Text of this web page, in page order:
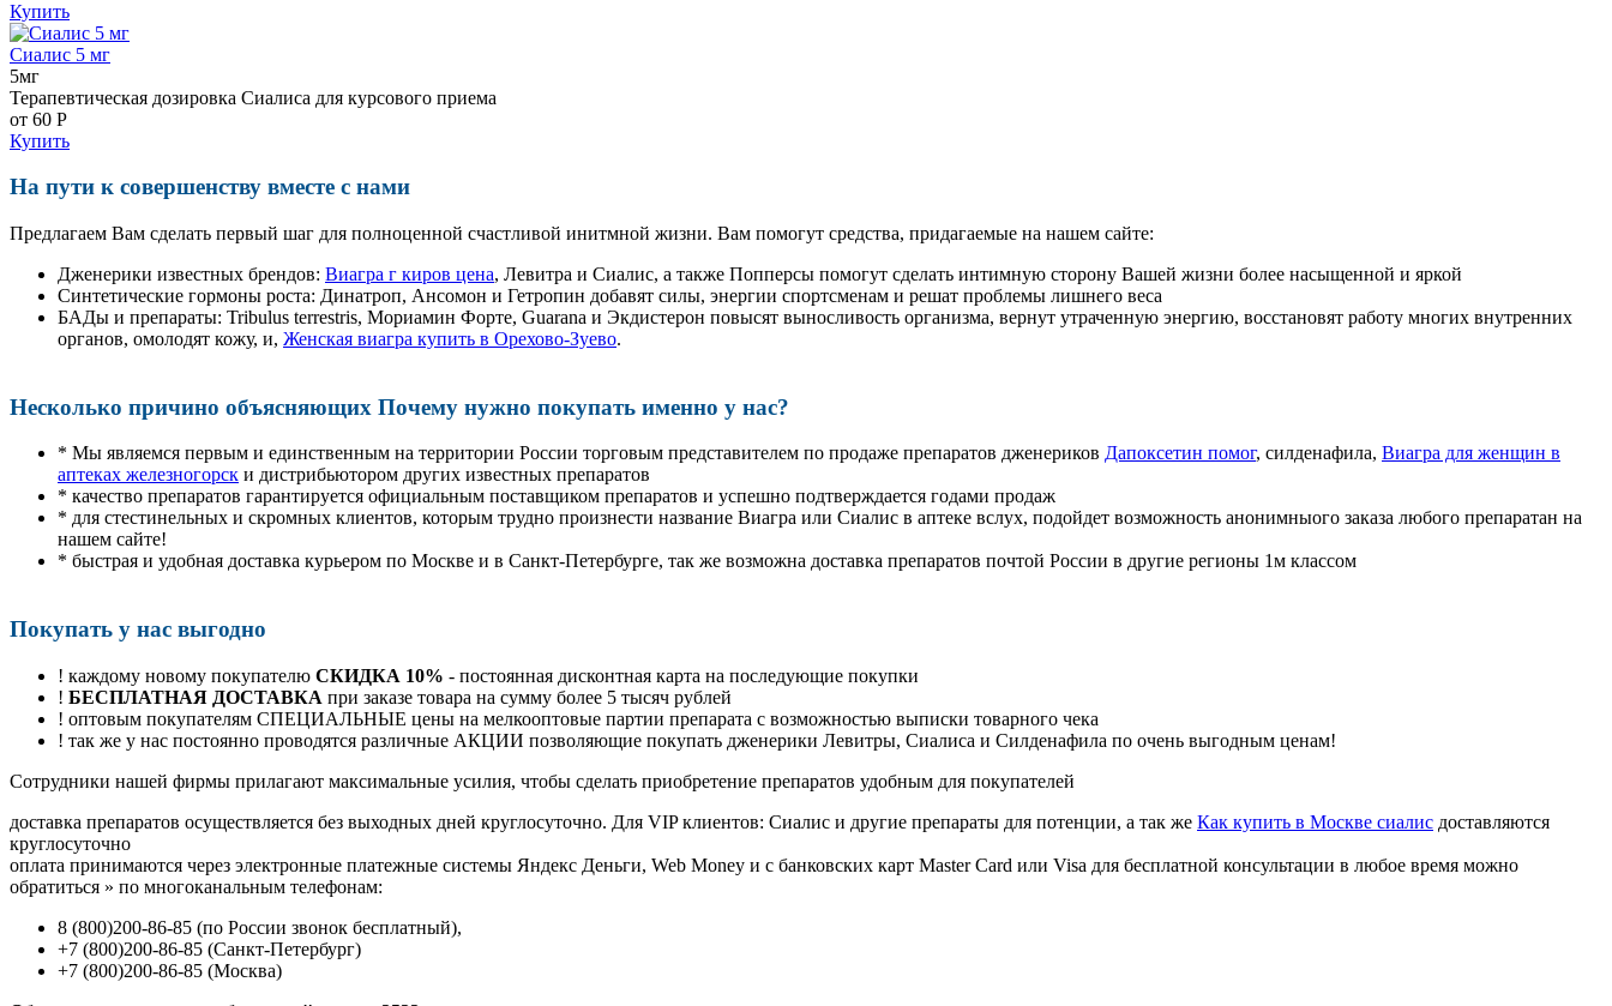
Купить
Сиалис 5 мг
5мг
Терапевтическая дозировка Сиалиса для курсового приема
от 60 Р
Купить
На пути к совершенству вместе с нами
Предлагаем Вам сделать первый шаг для полноценной счастливой инитмной жизни. Вам помогут средства, придагаемые на нашем сайте:
Дженерики известных брендов: Виагра г киров цена, Левитра и Сиалис, а также Попперсы помогут сделать интимную сторону Вашей жизни более насыщенной и яркой
Синтетические гормоны роста: Динатроп, Ансомон и Гетропин добавят силы, энергии спортсменам и решат проблемы лишнего веса
БАДы и препараты: Tribulus terrestris, Мориамин Форте, Guarana и Экдистерон повысят выносливость организма, вернут утраченную энергию, восстановят работу многих внутренних
органов, омолодят кожу, и, Женская виагра купить в Орехово-Зуево.
Несколько причино объясняющих Почему нужно покупать именно у нас?
* Мы являемся первым и единственным на территории России торговым представителем по продаже препаратов дженериков Дапоксетин помог, силденафила, Виагра для женщин в
аптеках железногорск и дистрибьютором других известных препаратов
* качество препаратов гарантируется официальным поставщиком препаратов и успешно подтверждается годами продаж
* для стестинельных и скромных клиентов, которым трудно произнести название Виагра или Сиалис в аптеке вслух, подойдет возможность анонимныого заказа любого препаратан на
нашем сайте!
* быстрая и удобная доставка курьером по Москве и в Санкт-Петербурге, так же возможна доставка препаратов почтой России в другие регионы 1м классом
Покупать у нас выгодно
! каждому новому покупателю СКИДКА 10% - постоянная дисконтная карта на последующие покупки
! БЕСПЛАТНАЯ ДОСТАВКА при заказе товара на сумму более 5 тысяч рублей
! оптовым покупателям СПЕЦИАЛЬНЫЕ цены на мелкооптовые партии препарата с возможностью выписки товарного чека
! так же у нас постоянно проводятся различные АКЦИИ позволяющие покупать дженерики Левитры, Сиалиса и Силденафила по очень выгодным ценам!
Cотрудники нашей фирмы прилагают максимальные усилия, чтобы сделать приобретение препаратов удобным для покупателей
доставка препаратов осуществляется без выходных дней круглосуточно. Для VIP клиентов: Сиалис и другие препараты для потенции, а так же Как купить в Москве сиалис доставляются
круглосуточно
оплата принимаются через электронные платежные системы Яндекс Деньги, Web Money и с банковских карт Master Card или Visa для бесплатной консультации в любое время можно
обратиться » по многоканальным телефонам:
8 (800)200-86-85 (по России звонок бесплатный),
+7 (800)200-86-85 (Санкт-Петербург)
+7 (800)200-86-85 (Москва)